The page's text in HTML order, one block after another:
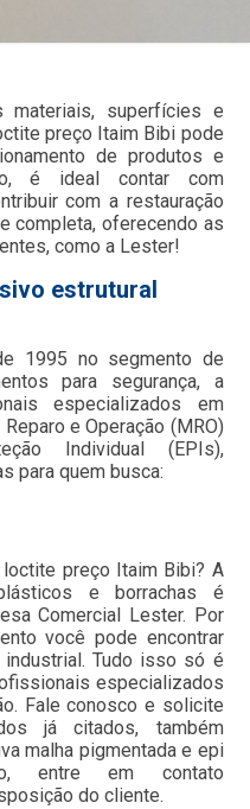
materiais, superfícies e
preço Itaim Bibi pode
de produtos e
é ideal contar com
com a restauração
completa, oferecendo as
como a Lester!
estrutural
1995 no segmento de
para segurança, a
especializados em
e Operação (MRO)
Individual (EPIs),
para quem busca:
preço Itaim Bibi? A
e borrachas é
Comercial Lester. Por
você pode encontrar
Tudo isso só é
especializados
Fale conosco e solicite
já citados, também
malha pigmentada e epi
entre em contato
do cliente.